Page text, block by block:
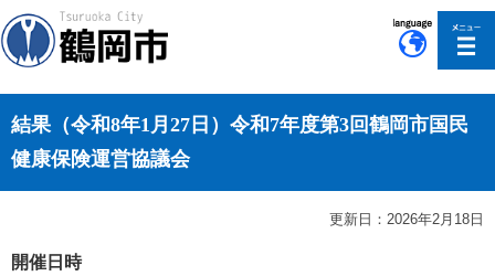
結果（令和8年1月27日）令和7年度第3回鶴岡市国民
健康保険運営協議会
更新日：2026年2月18日
開催日時